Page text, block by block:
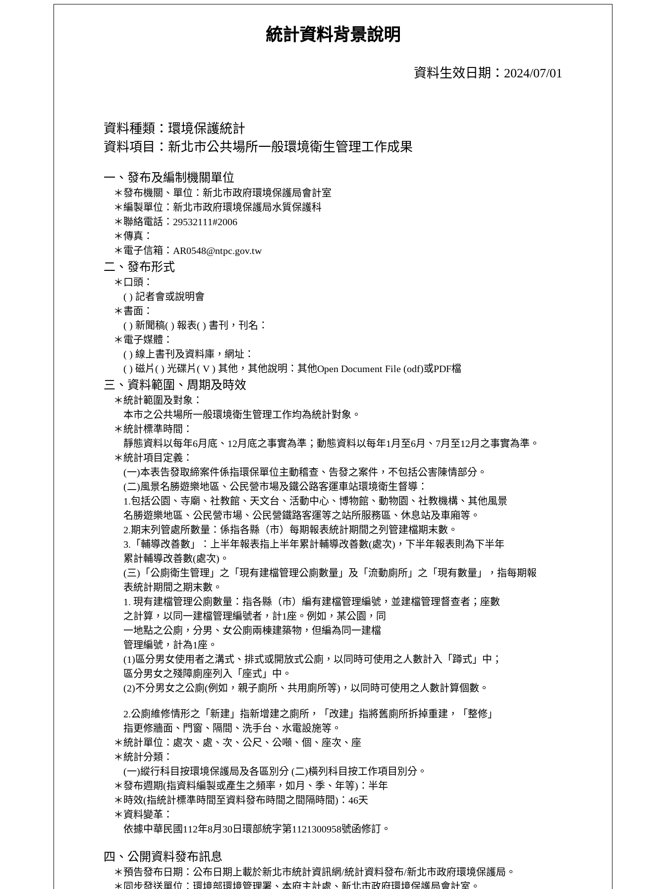
統計資料背景說明
資料生效日期：2024/07/01
資料種類：環境保護統計
資料項目：新北市公共場所一般環境衛生管理工作成果
一、發布及編制機關單位
＊發布機關、單位： 新北市政府環境保護局會計室
＊編製單位： 新北市政府環境保護局水質保護科
＊聯絡電話： 29532111#2006
＊傳真：
＊電子信箱： AR0548@ntpc.gov.tw
二、發布形式
＊口頭：
( ) 記者會或說明會
＊書面：
( ) 新聞稿( ) 報表( ) 書刊，刊名：
＊電子媒體：
( ) 線上書刊及資料庫，網址：
( ) 磁片( ) 光碟片( V ) 其他， 其他說明： 其他Open Document File (odf)或PDF檔
三、資料範圍、周期及時效
＊統計範圍及對象：
本市之公共場所一般環境衛生管理工作均為統計對象。
＊統計標準時間：
靜態資料以每年6月底、12月底之事實為準；動態資料以每年1月至6月、7月至12月之事實為準。
＊統計項目定義：
(一)本表告發取締案件係指環保單位主動稽查、告發之案件，不包括公害陳情部分。
(二)風景名勝遊樂地區、公民營市場及鐵公路客運車站環境衛生督導：
1.包括公園、寺廟、社教館、天文台、活動中心、博物館、動物園、社教機構、其他風景
名勝遊樂地區、公民營市場、公民營鐵路客運等之站所服務區、休息站及車廂等。
2.期末列管處所數量：係指各縣（市）每期報表統計期間之列管建檔期末數。
3.「輔導改善數」：上半年報表指上半年累計輔導改善數(處次)，下半年報表則為下半年
累計輔導改善數(處次)。
(三)「公廁衛生管理」之「現有建檔管理公廁數量」及「流動廁所」之「現有數量」，指每期報
表統計期間之期末數。
1. 現有建檔管理公廁數量：指各縣（市）編有建檔管理編號，並建檔管理督查者；座數
之計算，以同一建檔管理編號者，計1座。例如，某公園，同
一地點之公廁，分男、女公廁兩棟建築物，但編為同一建檔
管理編號，計為1座。
(1)區分男女使用者之溝式、排式或開放式公廁，以同時可使用之人數計入「蹲式」中；
區分男女之殘障廁座列入「座式」中。
(2)不分男女之公廁(例如，親子廁所、共用廁所等)，以同時可使用之人數計算個數。
2.公廁維修情形之「新建」指新增建之廁所，「改建」指將舊廁所拆掉重建，「整修」
指更修牆面、門窗、隔間、洗手台、水電設施等。
＊統計單位： 處次、處、次、公尺、公噸、個、座次、座
＊統計分類：
(一)縱行科目按環境保護局及各區別分 (二)橫列科目按工作項目別分。
＊發布週期(指資料編製或產生之頻率，如月、季、年等)： 半年
＊時效(指統計標準時間至資料發布時間之間隔時間)： 46天
＊資料變革：
依據中華民國112年8月30日環部統字第1121300958號函修訂。
四、公開資料發布訊息
＊預告發布日期： 公布日期上載於新北市統計資訊網/統計資料發布/新北市政府環境保護局。
＊同步發送單位： 環境部環境管理署、本府主計處、新北市政府環境保護局會計室。